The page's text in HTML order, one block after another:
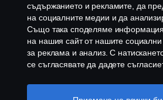
съдържанието и рекламите, да
на социалните медии и да
Също така споделяме информация
на нашия сайт от нашите
за реклама и анализ. С
се съгласявате да дадете
споделя. Можете също така да